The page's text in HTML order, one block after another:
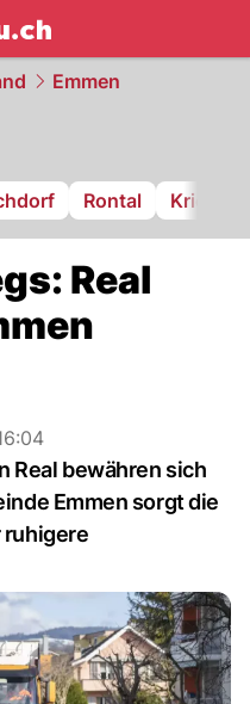
NAU.ch
Emmen
Rontal Kriens
Real
Real bewähren sich
Emmen sorgt die
ruhigere